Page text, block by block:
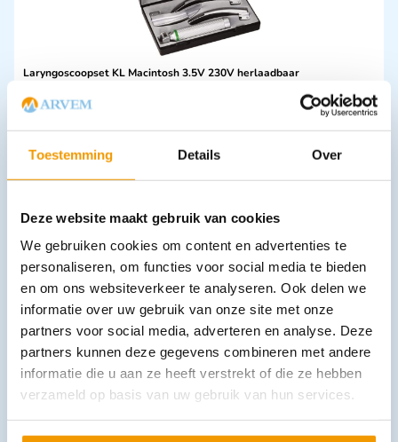
Toestemming Details Over
Deze website maakt gebruik van cookies
We gebruiken cookies om content en advertenties te
personaliseren, om functies voor social media te bieden
en om ons websiteverkeer te analyseren. Ook delen we
informatie over uw gebruik van onze site met onze
partners voor social media, adverteren en analyse. Deze
partners kunnen deze gegevens combineren met andere
informatie die u aan ze heeft verstrekt of die ze hebben
verzameld op basis van uw gebruik van hun services.
Laryngoscoopset KL Macintosh 3.5V 230V herlaadbaar
663 excl. btw
Instrumentendoos S.S.
€24,14 – €78,55 incl. btw
19.95 excl. btw
Opties bekijken